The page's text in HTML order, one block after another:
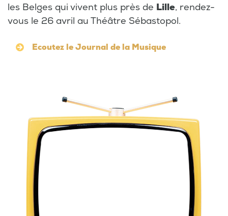
les Belges qui vivent plus près de Lille, rendez-
vous le 26 avril au Théâtre Sébastopol.
Ecoutez le Journal de la Musique